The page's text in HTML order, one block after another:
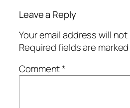
Leave a Reply
Your email address will
Required fields are
Comment*